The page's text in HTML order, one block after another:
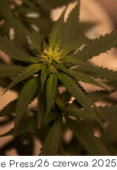
Press/26 czerwca 2025